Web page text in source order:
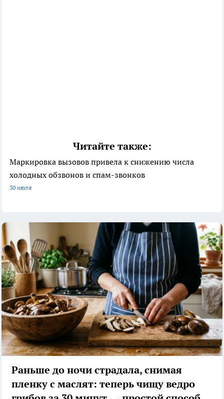
Читайте также:
Маркировка вызовов привела к снижению числа
холодных обзвонов и спам-звонков
30 июля
Раньше до ночи страдала, снимая
пленку с маслят: теперь чищу ведро